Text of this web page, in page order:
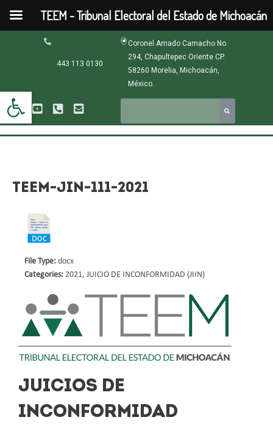
Abrir barra de herramientas
contenido
443 113 0130
Coronel Amado Camacho No.
294, Chapultepec Oriente CP.
58260 Morelia, Michoacán,
México.
TEEM-JIN-111-2021
JUICIOS DE
INCONFORMIDAD
File Type: docx
Categories: 2021, JUICIO DE INCONFORMIDAD (JIIN)
TEEM - Tribunal Electoral del Estado de Michoacán